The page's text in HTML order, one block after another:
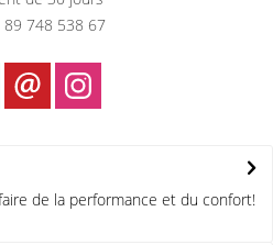
748 538 67
de la performance et du confort!